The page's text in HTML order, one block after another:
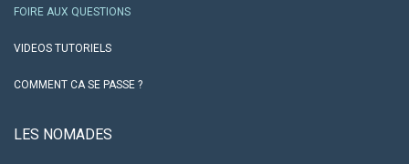
FOIRE AUX QUESTIONS
VIDEOS TUTORIELS
COMMENT CA SE PASSE ?
LES NO​MADES